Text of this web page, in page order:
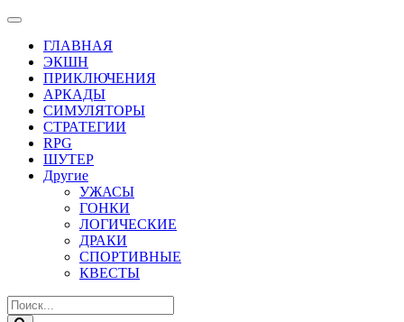
ГЛАВНАЯ
ЭКШН
ПРИКЛЮЧЕНИЯ
АРКАДЫ
СИМУЛЯТОРЫ
СТРАТЕГИИ
RPG
ШУТЕР
Другие
УЖАСЫ
ГОНКИ
ЛОГИЧЕСКИЕ
ДРАКИ
СПОРТИВНЫЕ
КВЕСТЫ